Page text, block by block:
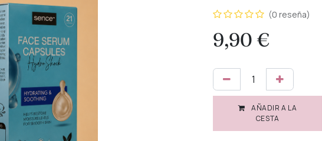
(0 reseña)
9,90 €
AÑADIR A LA
CESTA